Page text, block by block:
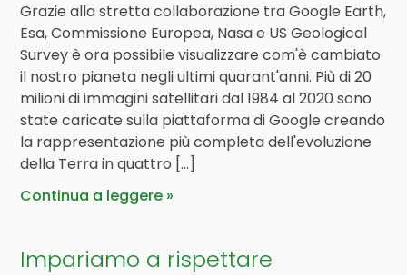
Grazie alla stretta collaborazione tra Google Earth,
Esa, Commissione Europea, Nasa e US Geological
Survey è ora possibile visualizzare com'è cambiato
il nostro pianeta negli ultimi quarant'anni. Più di 20
milioni di immagini satellitari dal 1984 al 2020 sono
state caricate sulla piattaforma di Google creando
la rappresentazione più completa dell'evoluzione
della Terra in quattro […]
Continua a leggere
Impariamo a rispettare